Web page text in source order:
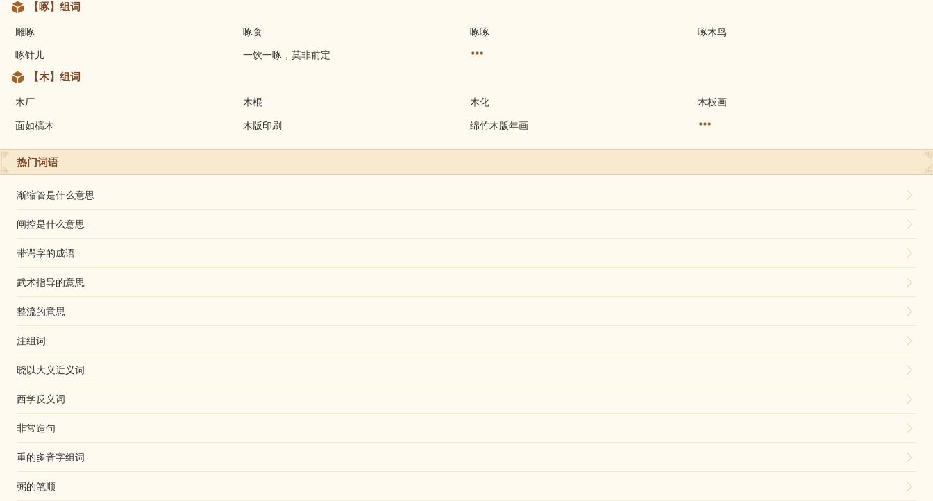
【啄】组词
雕啄 啄食 啄啄 啄木鸟
啄针儿
一饮一啄，莫非前定
【木】组词
木厂 木棍 木化 木板画
面如槁木 木版印刷 绵竹木版年画
热门词语
渐缩管是什么意思
闸控是什么意思
带谔字的成语
武术指导的意思
整流的意思
注组词
晓以大义近义词
西学反义词
非常造句
重的多音字组词
弼的笔顺